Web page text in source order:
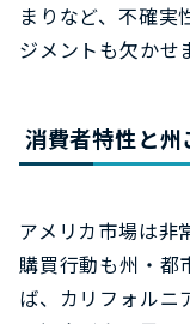
まりなど、不確実
ジメントも欠かせ
消費者特性と州
アメリカ市場は非
購買行動も州・都
ば、カリフォルニ